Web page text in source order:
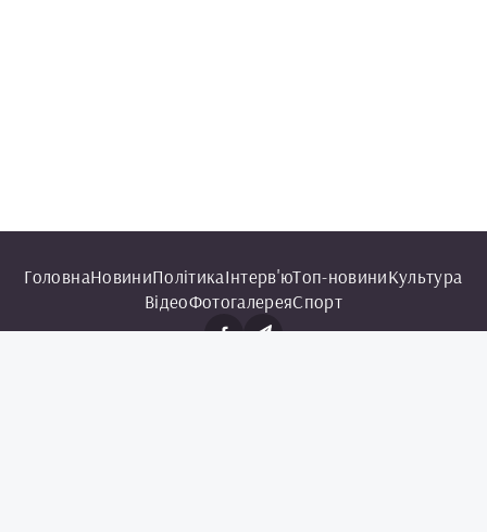
ГоловнаНовиниПолітикаІнтерв'юТоп-новиниКультура
ВідеоФотогалереяСпорт